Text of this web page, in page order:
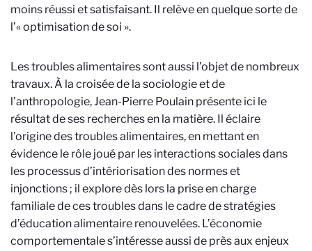
moins réussi et satisfaisant. Il relève en quelque sorte de
l’« optimisation de soi ».
Les troubles alimentaires sont aussi l’objet de nombreux
travaux.À la croisée de la sociologie et de
l’anthropologie, Jean-Pierre Poulain présente ici le
résultat de ses recherches en la matière. Il éclaire
l’origine des troubles alimentaires, en mettant en
évidence le rôle joué par les interactions sociales dans
les processus d’intériorisation des normes et
injonctions ; il explore dès lors la prise en charge
familiale de ces troubles dans le cadre de stratégies
d’éducation alimentaire renouvelées. L’économie
comportementale s’intéresse aussi de près aux enjeux